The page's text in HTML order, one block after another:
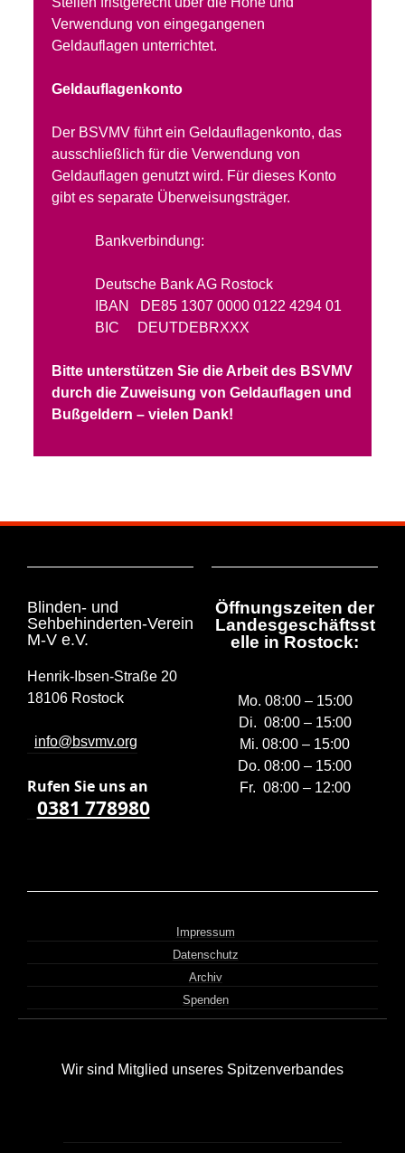
Verwendung von eingegangenen
Geldauflagen unterrichtet.
Geldauflagenkonto
Der BSVMV führt ein Geldauflagenkonto, das
ausschließlich für die Verwendung von
Geldauflagen genutzt wird. Für dieses Konto
gibt es separate Überweisungsträger.
Bankverbindung:
Deutsche Bank AG Rostock
IBAN DE85 1307 0000 0122 4294 01
BIC DEUTDEBRXXX
Bitte unterstützen Sie die Arbeit des BSVMV
durch die Zuweisung von Geldauflagen und
Bußgeldern – vielen Dank!
Blinden- und
Sehbehinderten-Verein
M-V e.V.
Henrik-Ibsen-Straße 20
18106 Rostock
info@bsvmv.org
Rufen Sie uns an
0381 778980
Öffnungszeiten der
Landesgeschäftsst
elle in Rostock:
Mo. 08:00 – 15:00
Di. 08:00 – 15:00
Mi. 08:00 – 15:00
Do. 08:00 – 15:00
Fr. 08:00 – 12:00
Impressum
Datenschutz
Archiv
Spenden
Wir sind Mitglied unseres Spitzenverbandes